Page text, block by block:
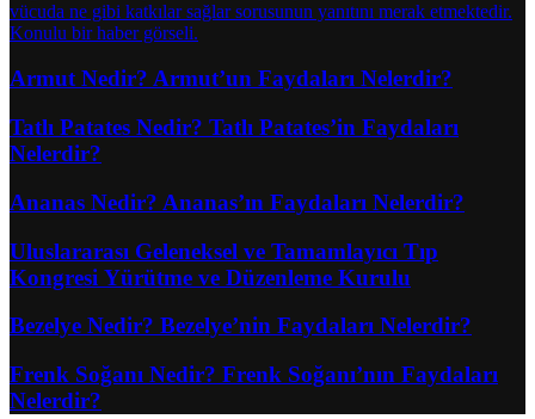
Armut Nedir? Armut’un Faydaları Nelerdir?
Tatlı Patates Nedir? Tatlı Patates’in Faydaları
Nelerdir?
Ananas Nedir? Ananas’ın Faydaları Nelerdir?
Uluslararası Geleneksel ve Tamamlayıcı Tıp
Kongresi Yürütme ve Düzenleme Kurulu
Bezelye Nedir? Bezelye’nin Faydaları Nelerdir?
Frenk Soğanı Nedir? Frenk Soğanı’nın Faydaları
Nelerdir?